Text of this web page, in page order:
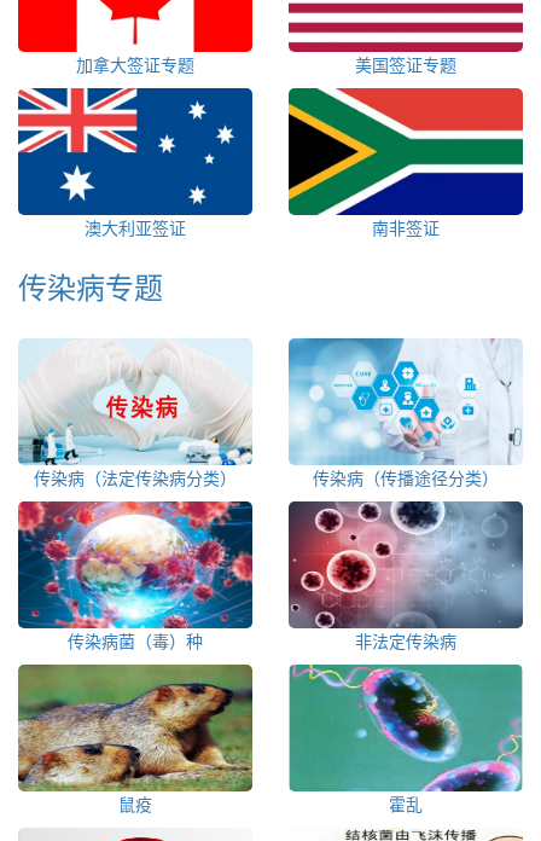
加拿大签证专题 美国签证专题
澳大利亚签证 南非签证
传染病专题
传染病（法定传染病分类） 传染病（传播途径分类）
传染病菌（毒）种 非法定传染病
鼠疫 霍乱